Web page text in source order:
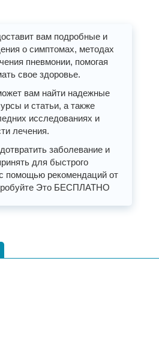
вам подробные и
о симптомах, методах
пневмонии, помогая
свое здоровье.
вам найти надежные
и статьи, а также
исследованиях и
лечения.
заболевание и
для быстрого
помощью рекомендаций от
Это БЕСПЛАТНО